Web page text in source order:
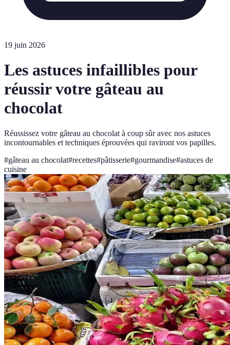
19 juin 2026
Les astuces infaillibles pour
réussir votre gâteau au
chocolat
Réussissez votre gâteau au chocolat à coup sûr avec nos astuces
incontournables et techniques éprouvées qui raviront vos papilles.
#gâteau au chocolat#recettes#pâtisserie#gourmandise#astuces de
cuisine